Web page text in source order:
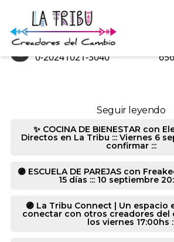
10019-20241021-3040
« 0-20241021-3040
Seguir leyendo
✨ COCINA DE BIENESTAR con
Directos en La Tribu ::: Viernes 6
confirmar :::
🟣 ESCUELA DE PAREJAS con
15 días ::: 10 septiembre
🟣 La Tribu Connect | Un espacio
conectar con otros creadores del
los viernes 17:00hs